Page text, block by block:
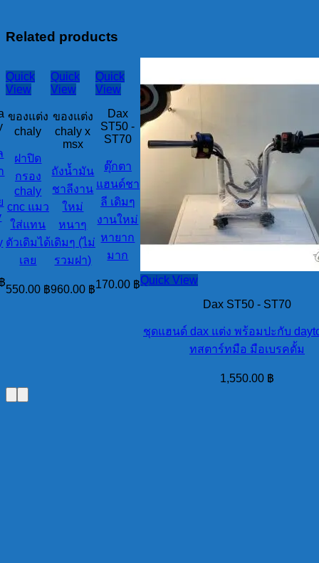
Related products
Quick
View
ของแต่ง
chaly
ฝาปิด
กรอง
chaly
cnc แมว
ใส่แทน
ตัวเดิมได้
เลย
550.00 ฿
Quick
View
ของแต่ง
chaly x
msx
ถังน้ำมัน
ชาลีงาน
ใหม่
หนาๆ
เดิมๆ (ไม่
รวมฝา)
960.00 ฿
Quick
View
Dax
ST50 -
ST70
ตุ๊กตา
แฮนด์ชา
ลี เดิมๆ
งานใหม่
หายาก
มาก
170.00 ฿Quick View
Dax ST50 - ST70
ชุดแฮนด์ dax แต่ง พร้อมปะกับ
ทสตาร์ทมือ มือเบรคดั้ม
1,550.00 ฿